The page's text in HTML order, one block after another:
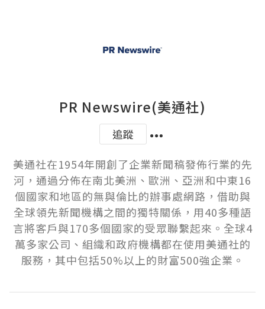
PR Newswire(美通社)
追蹤
美通社在1954年開創了企業新聞稿發佈行業的先
河，通過分佈在南北美洲、歐洲、亞洲和中東16
個國家和地區的無與倫比的辦事處網路，借助與
全球領先新聞機構之間的獨特關係，用40多種語
言將客戶與170多個國家的受眾聯繫起來。全球4
萬多家公司、組織和政府機構都在使用美通社的
服務，其中包括50%以上的財富500強企業。